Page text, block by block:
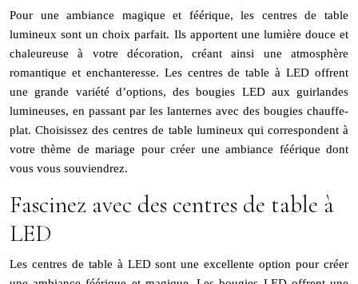
Pour une ambiance magique et féérique, les centres de table
lumineux sont un choix parfait. Ils apportent une lumière douce et
chaleureuse à votre décoration, créant ainsi une atmosphère
romantique et enchanteresse. Les centres de table à LED offrent
une grande variété d’options, des bougies LED aux guirlandes
lumineuses, en passant par les lanternes avec des bougies chauffe-
plat. Choisissez des centres de table lumineux qui correspondent à
votre thème de mariage pour créer une ambiance féérique dont
vous vous souviendrez.
Fascinez avec des centres de table à
LED
Les centres de table à LED sont une excellente option pour créer